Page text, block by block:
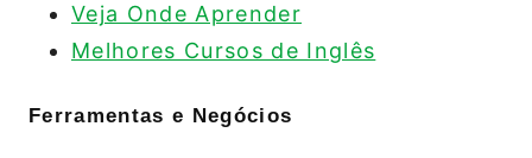
Veja Onde Aprender
Melhores Cursos de Inglês
Ferramentas e Negócios